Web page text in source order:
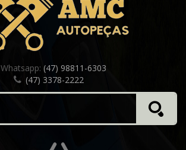
Whatsapp: (47) 98811-6303
(47) 3378-2222